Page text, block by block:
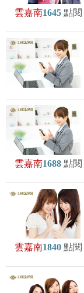
雲嘉南1645 點閱
雲嘉南1688 點閱
雲嘉南1840 點閱